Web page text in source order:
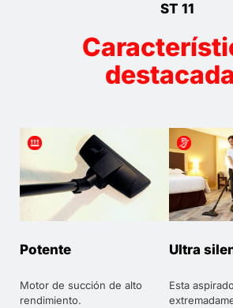
ST 11
Potente
Motor de succión de alto
rendimiento.
Ultra
Esta